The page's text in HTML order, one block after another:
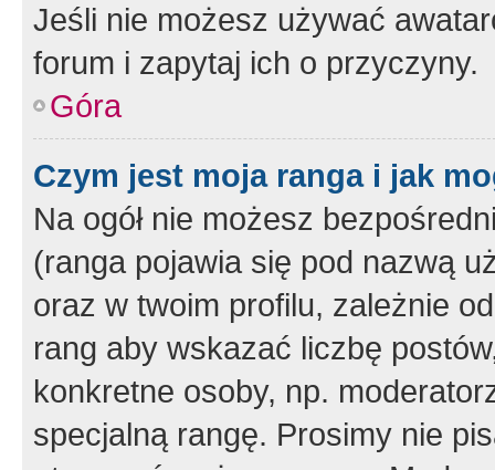
Jeśli nie możesz używać
forum i zapytaj ich o przyczyny.
Góra
Czym jest moja ranga i jak
Na ogół nie możesz
(ranga pojawia się pod nazwą
oraz w twoim profilu, zależnie
rang aby wskazać liczbę
konkretne osoby, np.
specjalną rangę. Prosimy nie